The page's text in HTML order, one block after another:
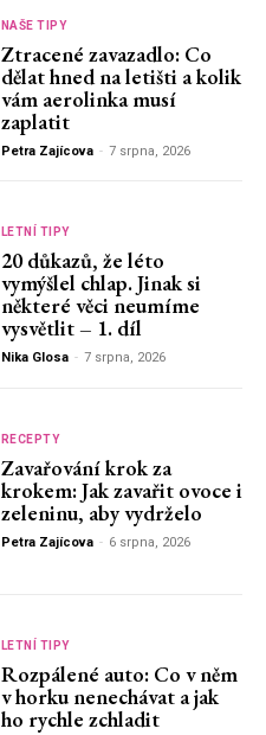
NAŠE TIPY
Ztracené zavazadlo: Co
dělat hned na letišti a kolik
vám aerolinka musí
zaplatit
Petra Zajícova - 7 srpna, 2026
LETNÍ TIPY
20 důkazů, že léto
vymýšlel chlap. Jinak si
některé věci neumíme
vysvětlit – 1. díl
Nika Glosa - 7 srpna, 2026
RECEPTY
Zavařování krok za
krokem: Jak zavařit ovoce i
zeleninu, aby vydrželo
Petra Zajícova - 6 srpna, 2026
LETNÍ TIPY
Rozpálené auto: Co v něm
v horku nenechávat a jak
ho rychle zchladit